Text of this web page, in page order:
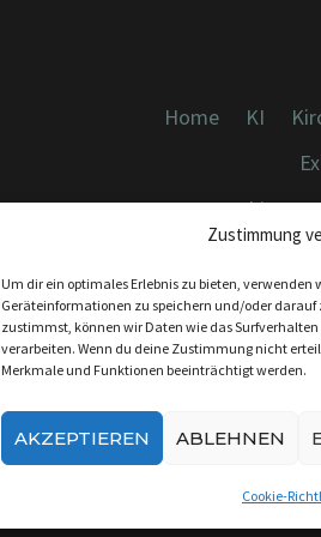
Zustimmung
Um dir ein optimales Erlebnis zu bieten, verwenden
Geräteinformationen zu speichern und/oder darauf
zustimmst, können wir Daten wie das Surfverhalten
verarbeiten. Wenn du deine Zustimmung nicht
Merkmale und Funktionen beeinträchtigt werden.
AKZEPTIEREN ABLEHNEN
Cookie-
Home KI
Cookies,
KONTAKT: